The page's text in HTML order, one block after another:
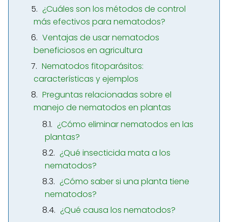
¿Cuáles son los métodos de control
más efectivos para nematodos?
Ventajas de usar nematodos
beneficiosos en agricultura
Nematodos fitoparásitos:
características y ejemplos
Preguntas relacionadas sobre el
manejo de nematodos en plantas
¿Cómo eliminar nematodos en las
plantas?
¿Qué insecticida mata a los
nematodos?
¿Cómo saber si una planta tiene
nematodos?
¿Qué causa los nematodos?